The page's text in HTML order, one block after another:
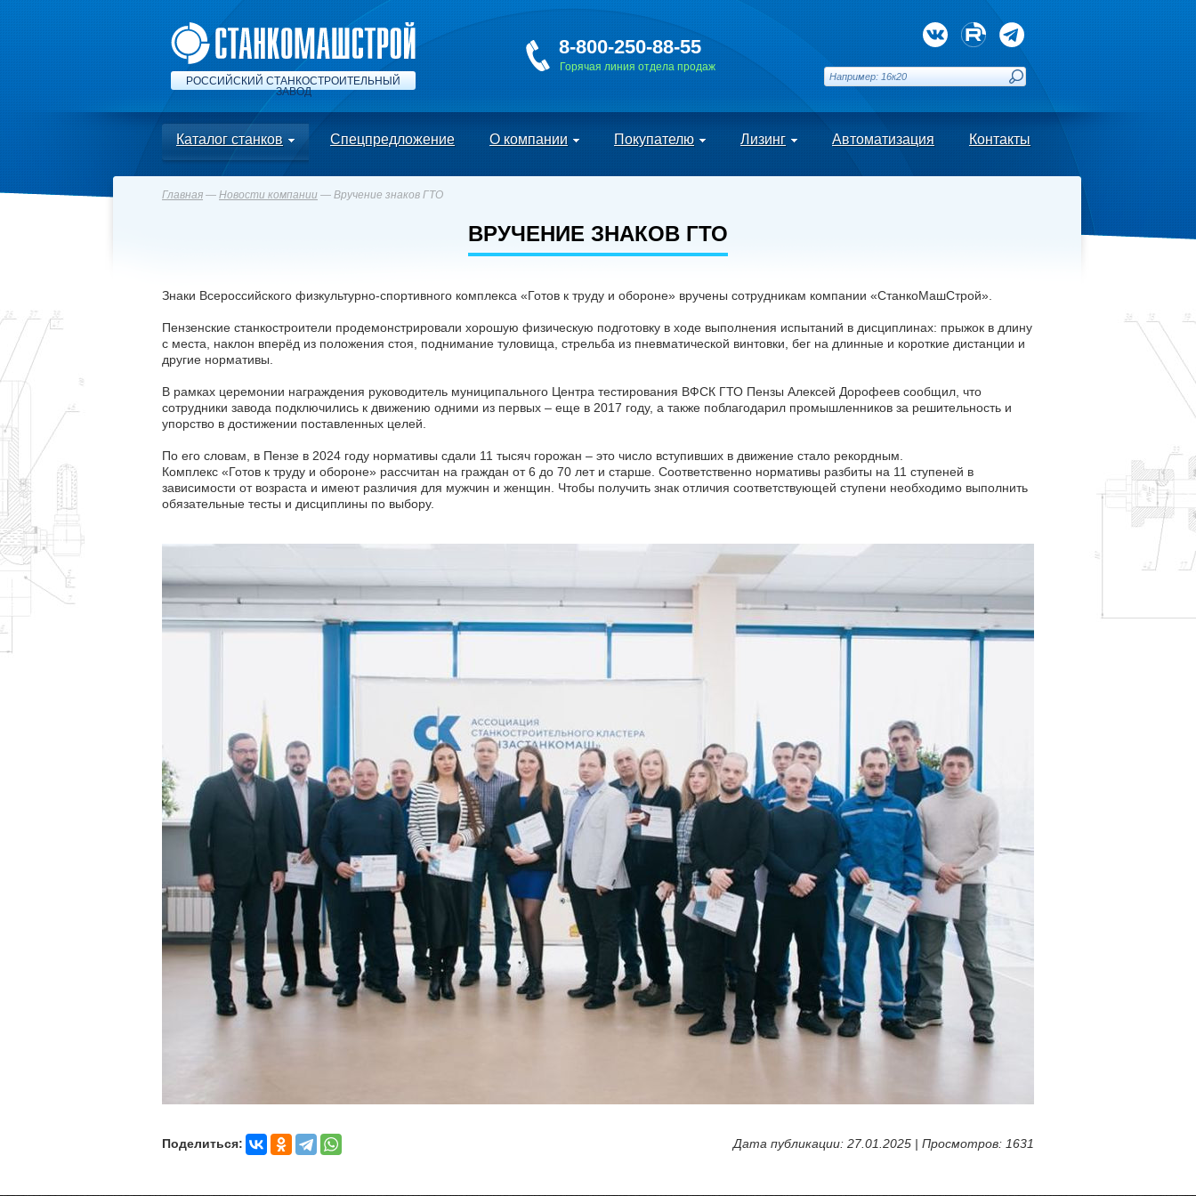
РОССИЙСКИЙ СТАНКОСТРОИТЕЛЬНЫЙ
ЗАВОД
8-800-250-88-55
Горячая линия отдела продаж
Каталог станков Спецпредложение О компании Покупателю Лизинг Автоматизация Контакты
Главная — Новости компании — Вручение знаков ГТО
ВРУЧЕНИЕ ЗНАКОВ ГТО
Знаки Всероссийского физкультурно-спортивного комплекса «Готов к труду и обороне» вручены сотрудникам компании «СтанкоМашСтрой».
Пензенские станкостроители продемонстрировали хорошую физическую подготовку в ходе выполнения испытаний в дисциплинах: прыжок в длину
с места, наклон вперёд из положения стоя, поднимание туловища, стрельба из пневматической винтовки, бег на длинные и короткие дистанции и
другие нормативы.
В рамках церемонии награждения руководитель муниципального Центра тестирования ВФСК ГТО Пензы Алексей Дорофеев сообщил, что
сотрудники завода подключились к движению одними из первых – еще в 2017 году, а также поблагодарил промышленников за решительность и
упорство в достижении поставленных целей.
По его словам, в Пензе в 2024 году нормативы сдали 11 тысяч горожан – это число вступивших в движение стало рекордным.
Комплекс «Готов к труду и обороне» рассчитан на граждан от 6 до 70 лет и старше. Соответственно нормативы разбиты на 11 ступеней в
зависимости от возраста и имеют различия для мужчин и женщин. Чтобы получить знак отличия соответствующей ступени необходимо выполнить
обязательные тесты и дисциплины по выбору.
Поделиться: Дата публикации: 27.01.2025 | Просмотров: 1631